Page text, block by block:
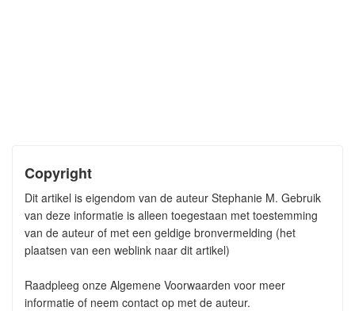
Copyright
Dit artikel is eigendom van de auteur Stephanie M. Gebruik
van deze informatie is alleen toegestaan met toestemming
van de auteur of met een geldige bronvermelding (het
plaatsen van een weblink naar dit artikel)
Raadpleeg onze Algemene Voorwaarden voor meer
informatie of neem contact op met de auteur.